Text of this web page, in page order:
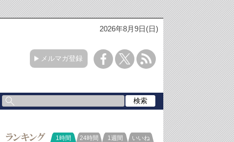
2026年8月9日(日)
メルマガ登録
ランキング
1時間 24時間 1週間 いいね